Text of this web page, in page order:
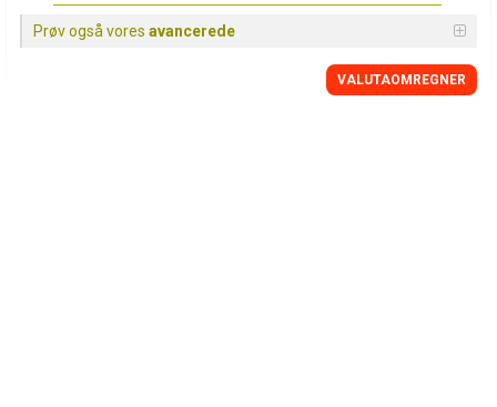
Prøv også vores avancerede
VALUTAOMREGNER